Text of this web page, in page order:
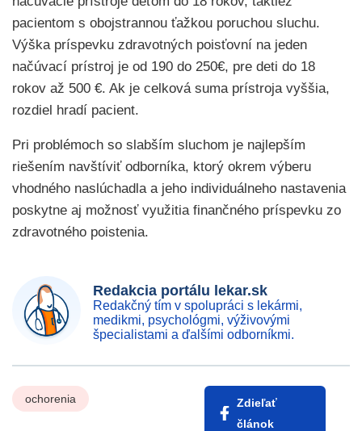
pacientom s obojstrannou ťažkou poruchou sluchu.
Výška príspevku zdravotných poisťovní na jeden
načúvací prístroj je od 190 do 250€, pre deti do 18
rokov až 500 €. Ak je celková suma prístroja vyššia,
rozdiel hradí pacient.
Pri problémoch so slabším sluchom je najlepším
riešením navštíviť odborníka, ktorý okrem výberu
vhodného naslúchadla a jeho individuálneho nastavenia
poskytne aj možnosť využitia finančného príspevku zo
zdravotného poistenia.
Redakcia portálu lekar.sk
Redakčný tím v spolupráci s lekármi,
medikmi, psychológmi, výživovými
špecialistami a ďalšími odborníkmi.
ochorenia
Zdieľať
článok